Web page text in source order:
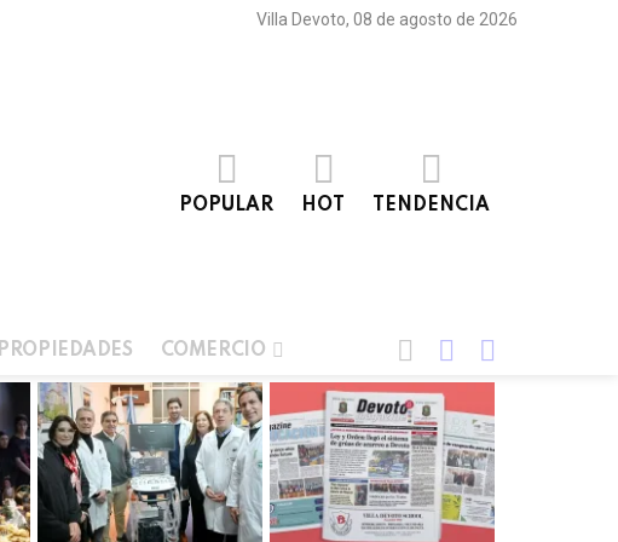
Villa Devoto, 08 de agosto de 2026
POPULAR HOT TENDENCIA
PROPIEDADES COMERCIO
SWITCHBUSCAR